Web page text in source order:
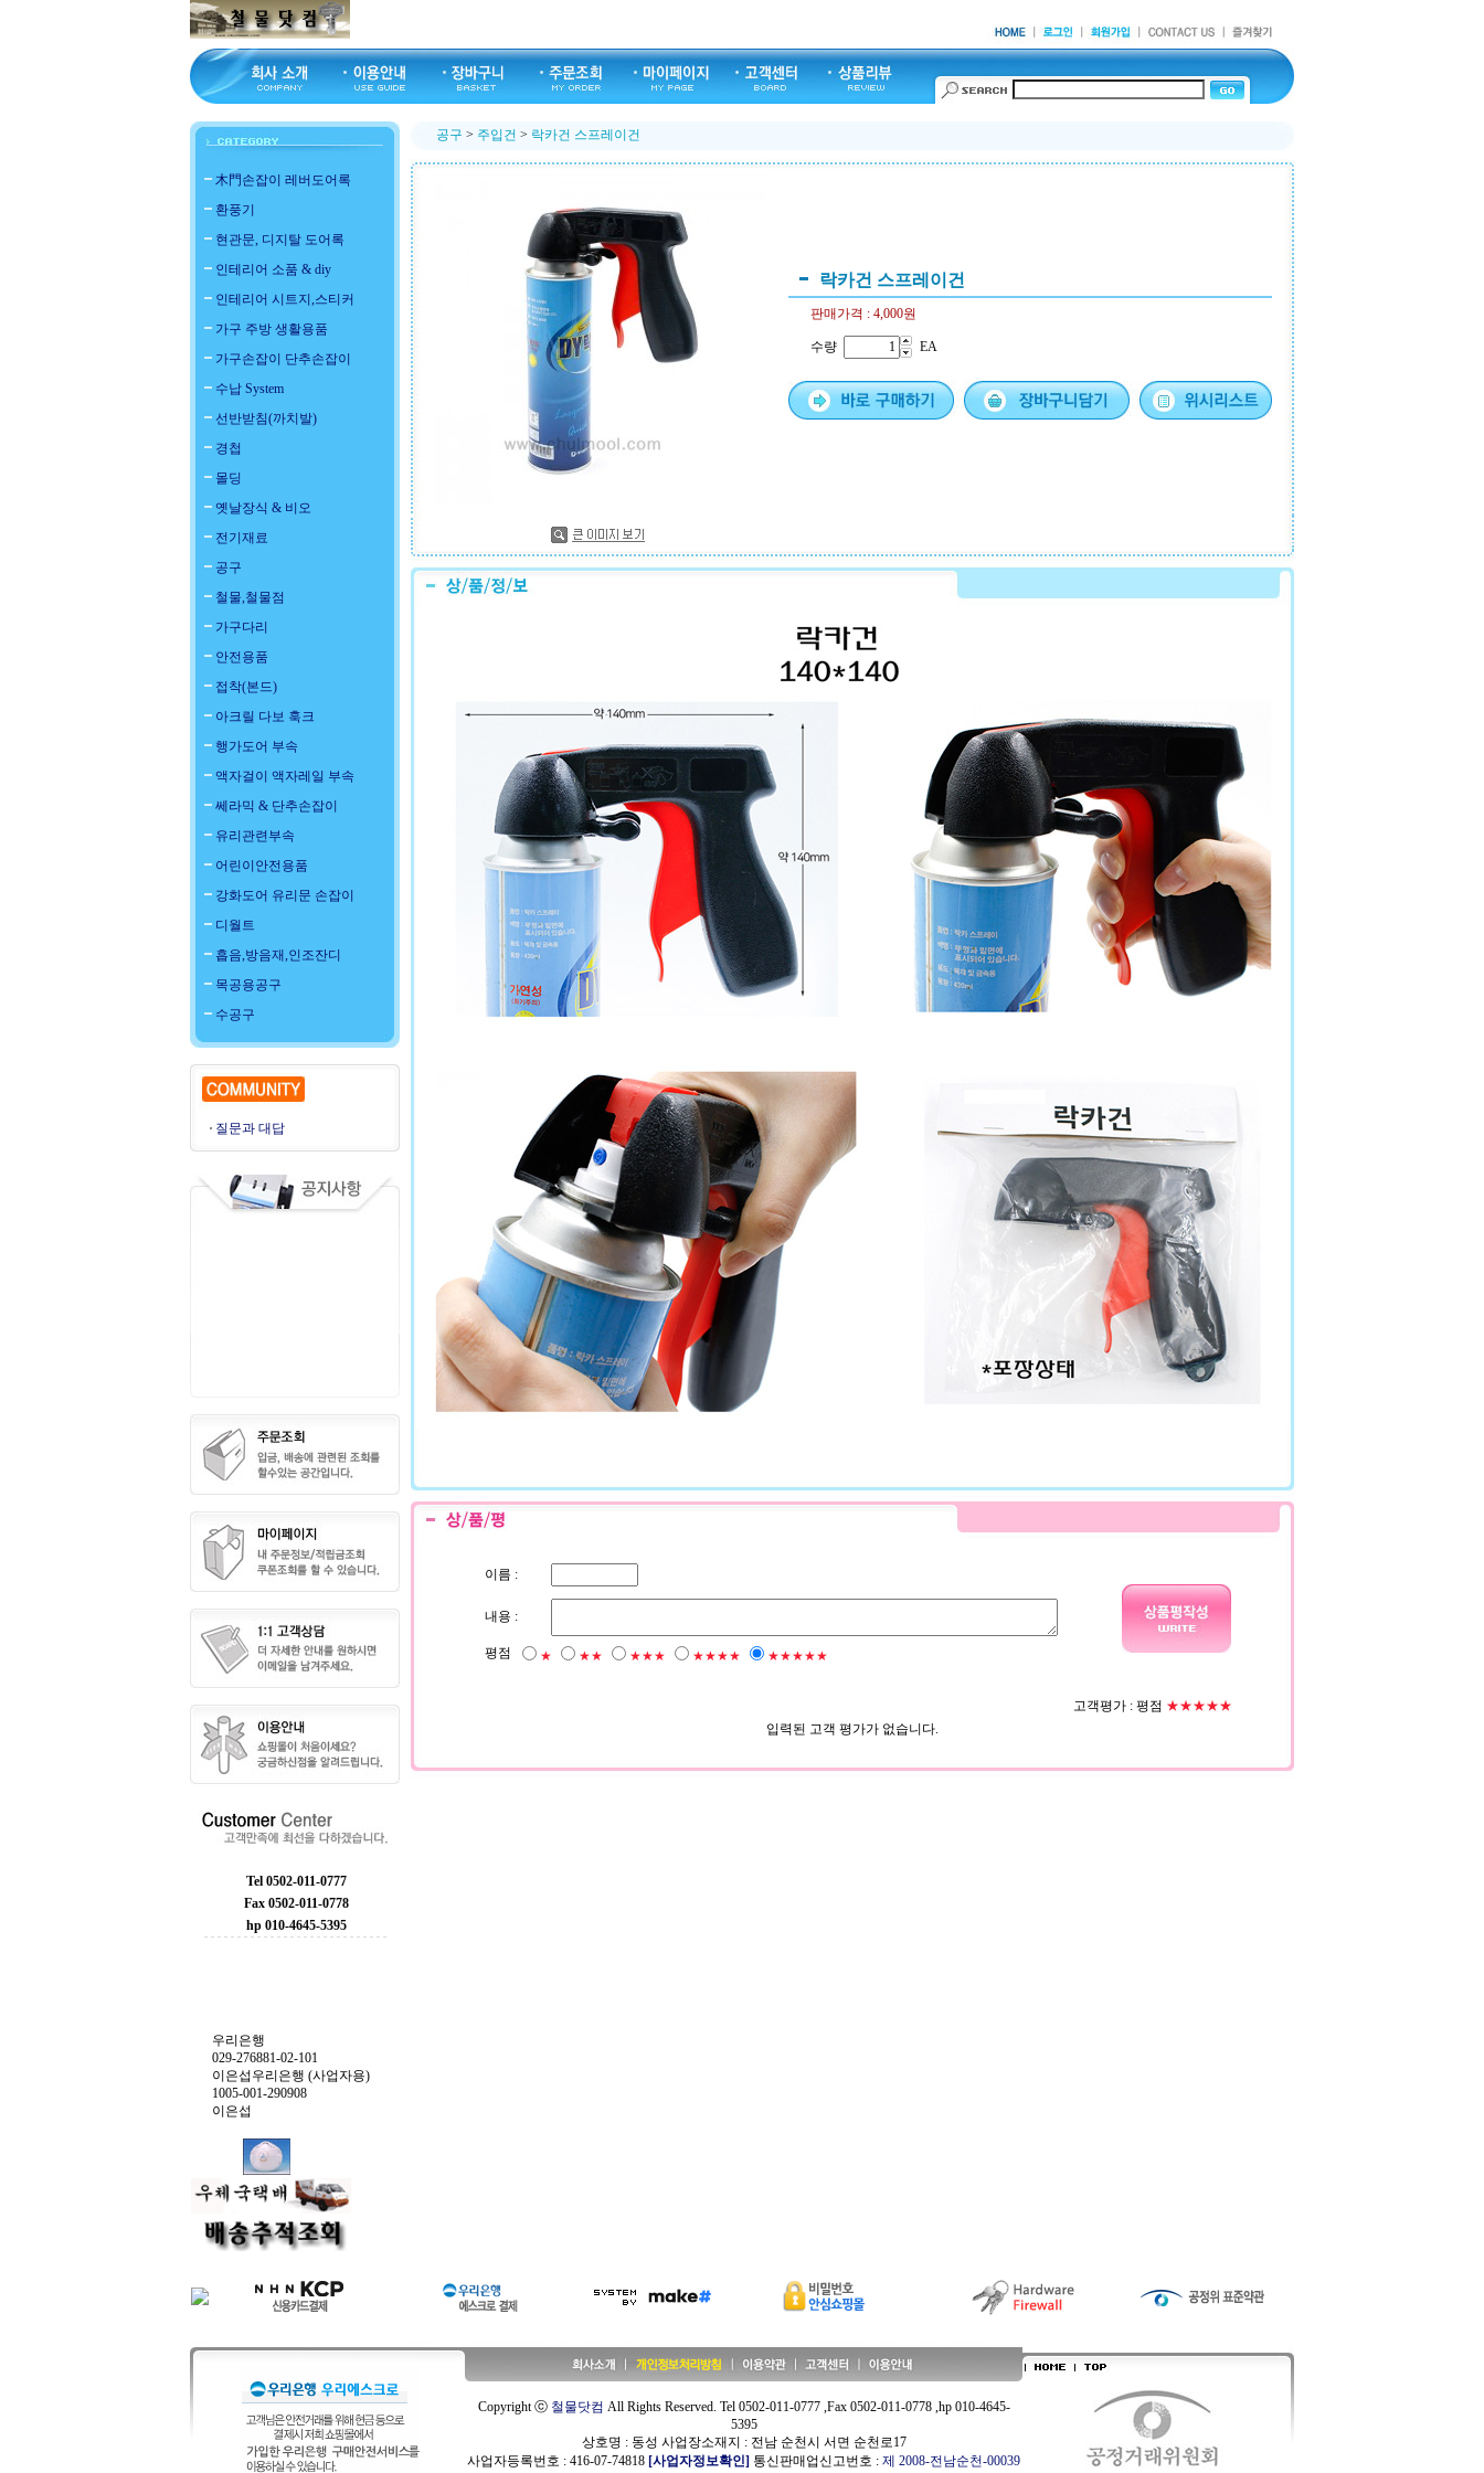
木門손잡이 레버도어록
환풍기
현관문, 디지탈 도어록
인테리어 소품 & diy
인테리어 시트지,스티커
가구 주방 생활용품
가구손잡이 단추손잡이
수납 System
선반받침(까치발)
경첩
몰딩
옛날장식 & 비오
전기재료
공구
철물,철물점
가구다리
안전용품
접착(본드)
아크릴 다보 훅크
행가도어 부속
액자걸이 액자레일 부속
쎄라믹 & 단추손잡이
유리관련부속
어린이안전용품
강화도어 유리문 손잡이
디월트
흡음,방음재,인조잔디
목공용공구
수공구
질문과 대답
Tel 0502-011-0777
Fax 0502-011-0778
hp 010-4645-5395
우리은행
029-276881-02-101
이은섭우리은행 (사업자용)
1005-001-290908
이은섭
공구 > 주입건 > 락카건 스프레이건
락카건 스프레이건
판매가격 : 4,000원
수량 EA
이름 :
내용 :
평점 ★ ★★ ★★★ ★★★★ ★★★★★
고객평가 : 평점 ★★★★★
입력된 고객 평가가 없습니다.
Copyright ⓒ 철물닷컴 All Rights Reserved. Tel 0502-011-0777 ,Fax 0502-011-0778 ,hp 010-4645-
5395
상호명 : 동성 사업장소재지 : 전남 순천시 서면 순천로17
사업자등록번호 : 416-07-74818 [사업자정보확인] 통신판매업신고번호 : 제 2008-전남순천-00039